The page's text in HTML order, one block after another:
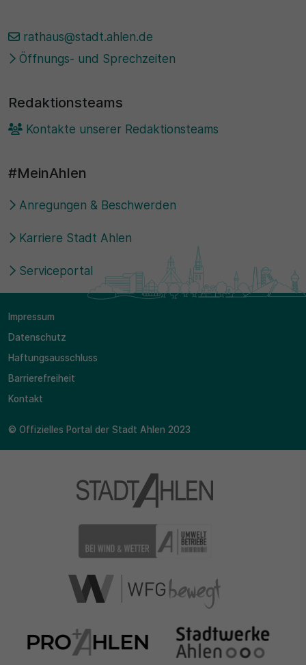
rathaus@stadt.ahlen.de
Öffnungs- und Sprechzeiten
Redaktionsteams
Kontakte unserer Redaktionsteams
#MeinAhlen
Anregungen & Beschwerden
Karriere Stadt Ahlen
Serviceportal
Impressum
Datenschutz
Haftungsausschluss
Barrierefreiheit
Kontakt
© Offizielles Portal der Stadt Ahlen 2023